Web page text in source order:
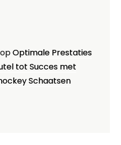
opOptimale Prestaties
tot Succes met
Schaatsen